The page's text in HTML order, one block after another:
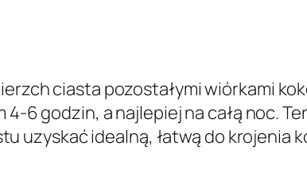
ciasta pozostałymi wiórkami
6 godzin, a najlepiej na całą noc.
uzyskać idealną, łatwą do krojenia